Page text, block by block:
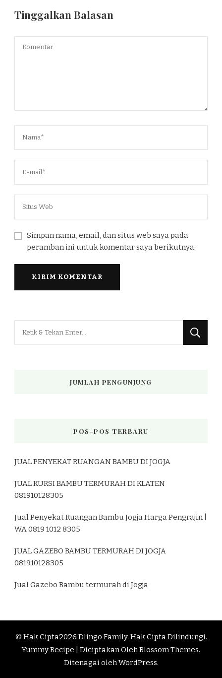
Tinggalkan Balasan
Simpan nama, email, dan situs web saya pada
peramban ini untuk komentar saya berikutnya.
JUMLAH PENGUNJUNG
POS-POS TERBARU
JUAL PENYEKAT RUANGAN BAMBU DI JOGJA
JUAL KURSI BAMBU TERMURAH DI KLATEN
081910128305
Jual Penyekat Ruangan Bambu Jogja Harga Pengrajin |
WA 0819 1012 8305
JUAL GAZEBO BAMBU TERMURAH DI JOGJA
081910128305
Jual Gazebo Bambu termurah di Jogja
© Hak Cipta2026 Dlingo Family. Hak Cipta Dilindungi.
Yummy Recipe | Diciptakan OlehBlossom Themes.
Ditenagai olehWordPress.